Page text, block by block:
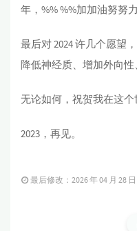
年，%% %%加加油努努力
最后对 2024 许几个愿望
降低神经质、增加外向性
无论如何，祝贺我在这个
2023，再见。
最后修改：2026 年 04 月 28 日